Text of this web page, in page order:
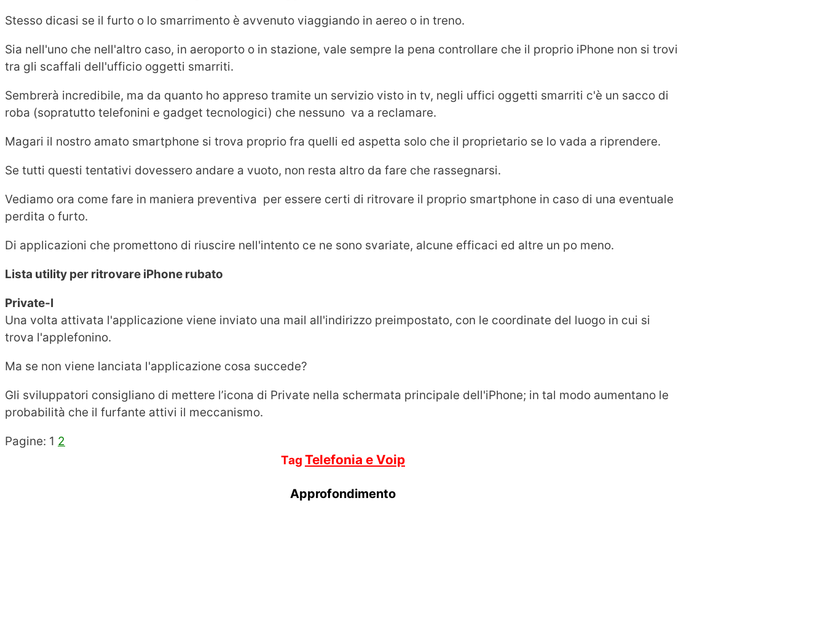
Stesso dicasi se il furto o lo smarrimento è avvenuto viaggiando in aereo o in treno.
Sia nell'uno che nell'altro caso, in aeroporto o in stazione, vale sempre la pena controllare che il proprio iPhone non si trovi
tra gli scaffali dell'ufficio oggetti smarriti.
Sembrerà incredibile, ma da quanto ho appreso tramite un servizio visto in tv, negli uffici oggetti smarriti c'è un sacco di
roba (sopratutto telefonini e gadget tecnologici) che nessuno va a reclamare.
Magari il nostro amato smartphone si trova proprio fra quelli ed aspetta solo che il proprietario se lo vada a riprendere.
Se tutti questi tentativi dovessero andare a vuoto, non resta altro da fare che rassegnarsi.
Vediamo ora come fare in maniera preventiva per essere certi di ritrovare il proprio smartphone in caso di una eventuale
perdita o furto.
Di applicazioni che promettono di riuscire nell'intento ce ne sono svariate, alcune efficaci ed altre un po meno.
Lista utility per ritrovare iPhone rubato
Private-I
Una volta attivata l'applicazione viene inviato una mail all'indirizzo preimpostato, con le coordinate del luogo in cui si
trova l'applefonino.
Ma se non viene lanciata l'applicazione cosa succede?
Gli sviluppatori consigliano di mettere l’icona di Private nella schermata principale dell'iPhone; in tal modo aumentano le
probabilità che il furfante attivi il meccanismo.
Pagine: 1 2
Tag Telefonia e Voip
Approfondimento